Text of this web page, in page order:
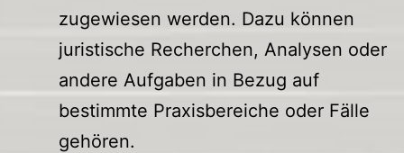
zugewiesen werden. Dazu können
juristische Recherchen, Analysen oder
andere Aufgaben in Bezug auf
bestimmte Praxisbereiche oder Fälle
gehören.